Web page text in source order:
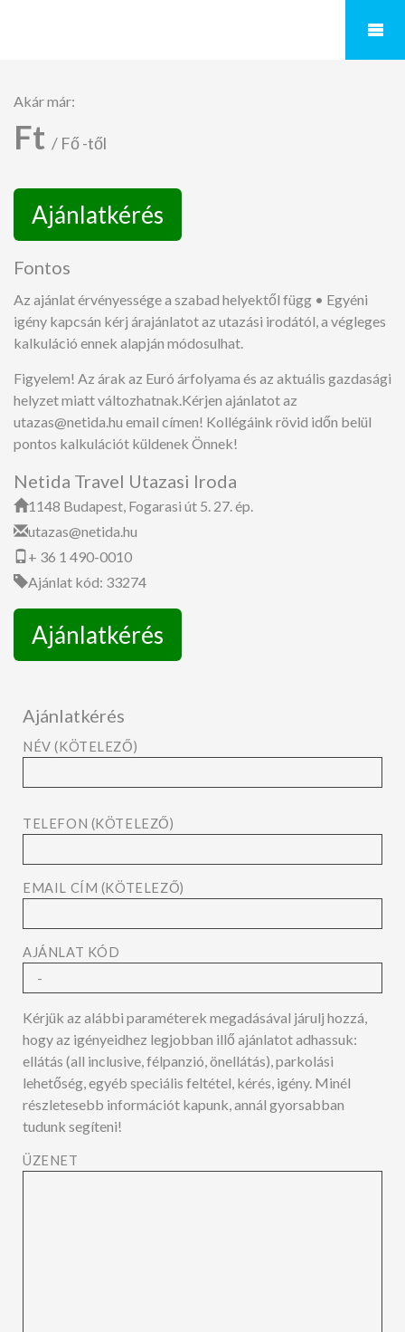
Akár már:
Ft / Fő -től
Ajánlatkérés
Fontos
Az ajánlat érvényessége a szabad helyektől függ • Egyéni
igény kapcsán kérj árajánlatot az utazási irodától, a végleges
kalkuláció ennek alapján módosulhat.
Figyelem! Az árak az Euró árfolyama és az aktuális gazdasági
helyzet miatt változhatnak.Kérjen ajánlatot az
utazas@netida.hu email címen! Kollégáink rövid időn belül
pontos kalkulációt küldenek Önnek!
Netida Travel Utazasi Iroda
1148 Budapest, Fogarasi út 5. 27. ép.
utazas@netida.hu
+ 36 1 490-0010
Ajánlat kód: 33274
Ajánlatkérés
Ajánlatkérés
NÉV (KÖTELEZŐ)
TELEFON (KÖTELEZŐ)
EMAIL CÍM (KÖTELEZŐ)
AJÁNLAT KÓD
Kérjük az alábbi paraméterek megadásával járulj hozzá,
hogy az igényeidhez legjobban illő ajánlatot adhassuk:
ellátás (all inclusive, félpanzió, önellátás), parkolási
lehetőség, egyéb speciális feltétel, kérés, igény. Minél
részletesebb információt kapunk, annál gyorsabban
tudunk segíteni!
ÜZENET